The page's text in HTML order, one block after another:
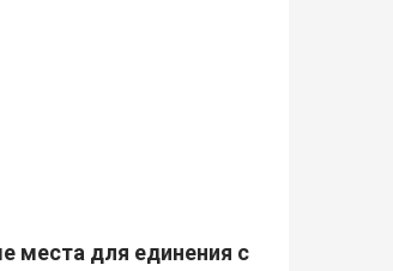
места для единения с